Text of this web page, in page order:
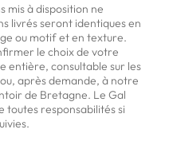
mis à disposition ne
livrés seront identiques en
ou motif et en texture.
le choix de votre
entière, consultable sur les
après demande, à notre
de Bretagne. Le Gal
toutes responsabilités si